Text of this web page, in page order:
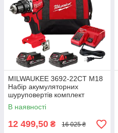
MILWAUKEE 3692-22CT M18
Набір акумуляторних
шуруповертів комплект
В наявності
12 499,50 ₴ 16 025 ₴